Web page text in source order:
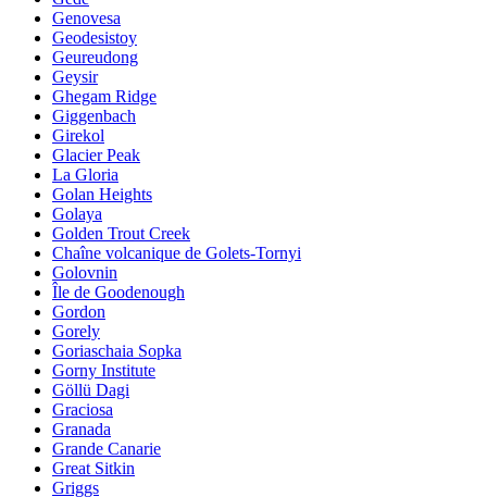
Genovesa
Geodesistoy
Geureudong
Geysir
Ghegam Ridge
Giggenbach
Girekol
Glacier Peak
La Gloria
Golan Heights
Golaya
Golden Trout Creek
Chaîne volcanique de Golets-Tornyi
Golovnin
Île de Goodenough
Gordon
Gorely
Goriaschaia Sopka
Gorny Institute
Göllü Dagi
Graciosa
Granada
Grande Canarie
Great Sitkin
Griggs